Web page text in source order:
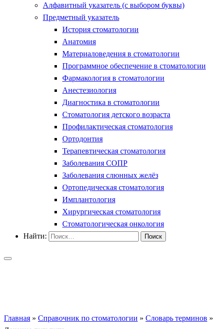
Алфавитный указатель (с выбором буквы)
Предметный указатель
История стоматологии
Анатомия
Материаловедения в стоматологии
Программное обеспечение в стоматологии
Фармакология в стоматологии
Анестезиология
Диагностика в стоматологии
Стоматология детского возраста
Профилактическая стоматология
Ортодонтия
Терапевтическая стоматология
Заболевания СОПР
Заболевания слюнных желёз
Ортопедическая стоматология
Имплантология
Хирургическая стоматология
Стоматологическая онкология
Найти:
Главная » Справочник по стоматологии » Словарь терминов »